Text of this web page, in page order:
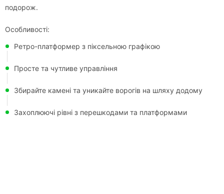
подорож.
Особливості:
Ретро-платформер з піксельною графікою
Просте та чутливе управління
Збирайте камені та уникайте ворогів на шляху додому
Захоплюючі рівні з перешкодами та платформами